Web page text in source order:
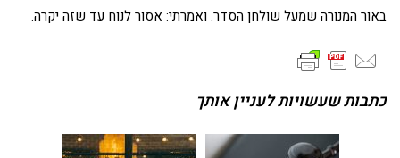
באור המנורה שמעל שולחן הסדר. ואמרתי: אסור לנוח עד שזה יקרה.
כתבות שעשויות לעניין אותך